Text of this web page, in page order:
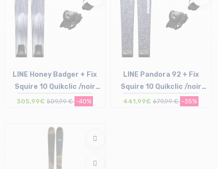
172
LINE Honey Badger + Fix
Squire 10 Quikclic /noir
anthracite
305,99€ 509,99 € -40%
LINE Pandora 92 + Fix
Squire 10 Quikclic /noir
anthracite
441,99€ 679,99 € -35%